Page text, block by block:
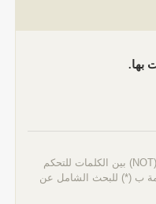
بها.
استخدم المصطلحات (AND) أو (OR) أو (NOT) بين الكلمات للتحكم
ب (*) للبحث الشامل عن